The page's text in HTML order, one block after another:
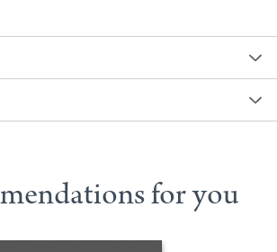
for you